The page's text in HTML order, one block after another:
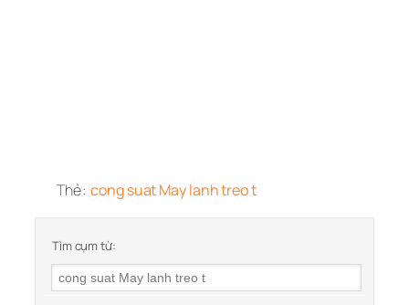
Thẻ:cong suat May lanh treo t
Tìm cụm từ: